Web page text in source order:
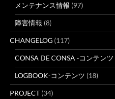
メンテナンス情報 (97)
障害情報 (8)
CHANGELOG (117)
CONSA DE CONSA -コンテンツ
LOGBOOK-コンテンツ (18)
PROJECT (34)